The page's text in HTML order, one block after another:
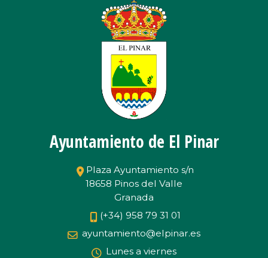
Ayuntamiento de El Pinar
Plaza Ayuntamiento s/n
18658 Pinos del Valle
Granada
(+34) 958 79 31 01
ayuntamiento@elpinar.es
Lunes a viernes